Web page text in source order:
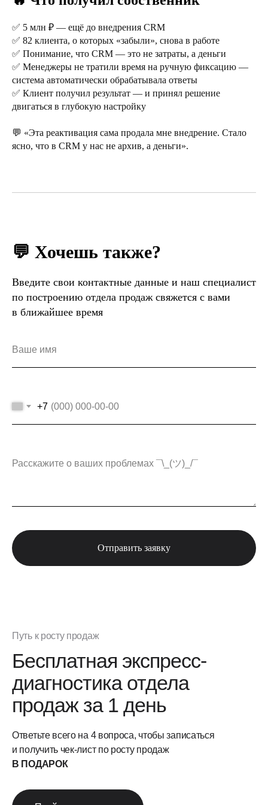
✅ 5 млн ₽ — ещё до внедрения CRM
✅ 82 клиента, о которых «забыли», снова в работе
✅ Понимание, что CRM — это не затраты, а деньги
✅ Менеджеры не тратили время на ручную фиксацию —
система автоматически обрабатывала ответы
✅ Клиент получил результат — и принял решение
двигаться в глубокую настройку
💬 «Эта реактивация сама продала мне внедрение. Стало
ясно, что в CRM у нас не архив, а деньги».
💬 Хочешь также?
Введите свои контактные данные и наш специалист
по построению отдела продаж свяжется с вами
в ближайшее время
Ваше имя
+7
Расскажите о ваших проблемах ¯\_(ツ)_/¯
Отправить заявку
Бесплатная экспресс-
диагностика отдела
продаж за 1 день
Путь к росту продаж
Ответьте всего на 4 вопроса, чтобы записаться
и получить чек-лист по росту продаж
В ПОДАРОК